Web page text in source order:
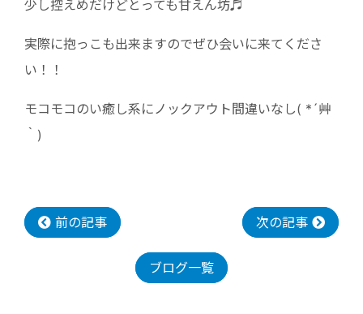
少し控えめだけどとっても甘えん坊♬
実際に抱っこも出来ますのでぜひ会いに来てくださ
い！！
モコモコのい癒し系にノックアウト間違いなし( *´艸
｀)
前の記事 次の記事
ブログ一覧